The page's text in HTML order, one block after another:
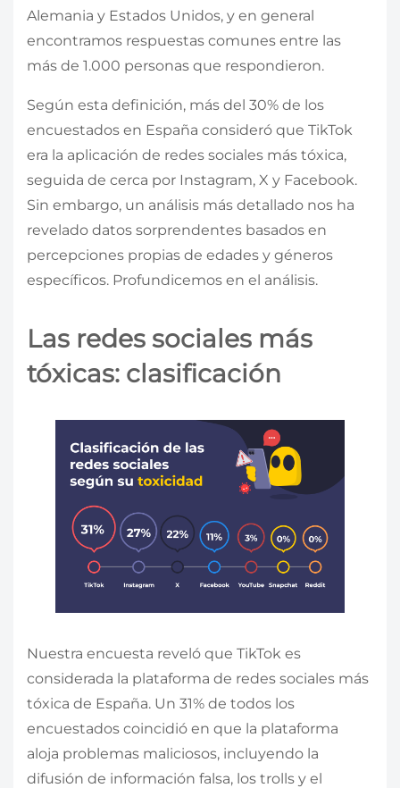
Alemania y Estados Unidos, y en general
encontramos respuestas comunes entre las
más de 1.000 personas que respondieron.
Según esta definición, más del 30% de los
encuestados en España consideró que TikTok
era la aplicación de redes sociales más tóxica,
seguida de cerca por Instagram, X y Facebook.
Sin embargo, un análisis más detallado nos ha
revelado datos sorprendentes basados en
percepciones propias de edades y géneros
específicos. Profundicemos en el análisis.
Las redes sociales más
tóxicas: clasificación
Nuestra encuesta reveló que TikTok es
considerada la plataforma de redes sociales más
tóxica de España. Un 31% de todos los
encuestados coincidió en que la plataforma
aloja problemas maliciosos, incluyendo la
difusión de información falsa, los trolls y el